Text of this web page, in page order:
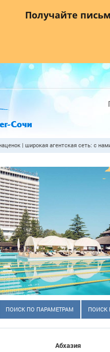
Получайте
Агентствам
| широкая агентская сеть: с
ПОИСК ПО ПАРАМЕТРАМ ПОИСК
Абхазия